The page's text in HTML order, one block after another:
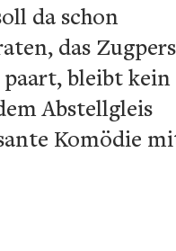
da schon
das
bleibt kein
Abstellgleis
Komödie